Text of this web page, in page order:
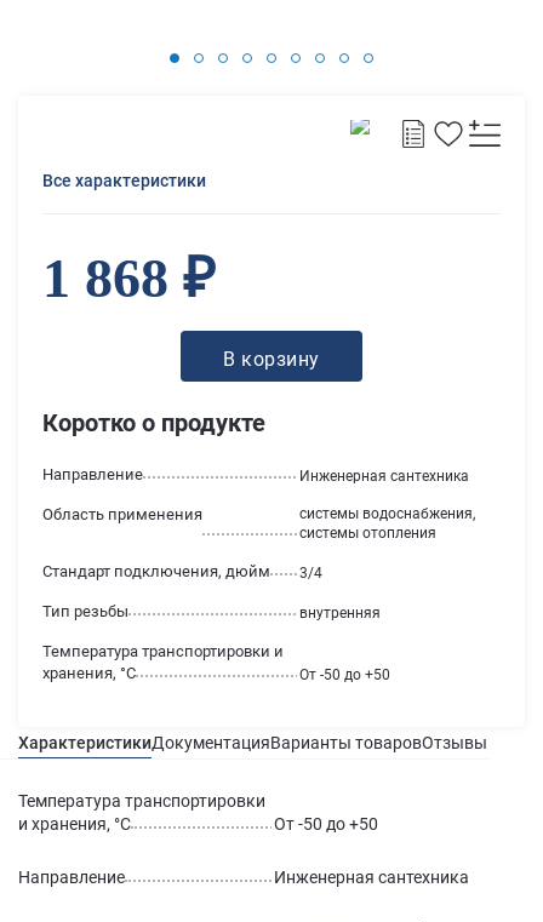
Коротко о продукте
Температура транспортировки и
хранения, °С
От -50 до +50
Направление Инженерная сантехника
Область применения
системы водоснабжения,
системы отопления
Стандарт подключения, дюйм 3/4
Тип резьбы внутренняя
Все характеристики
1 868 ₽
В корзину
ХарактеристикиДокументацияВарианты товаровОтзывы
Температура транспортировки
и хранения, °С
От -50 до +50
Направление Инженерная сантехника